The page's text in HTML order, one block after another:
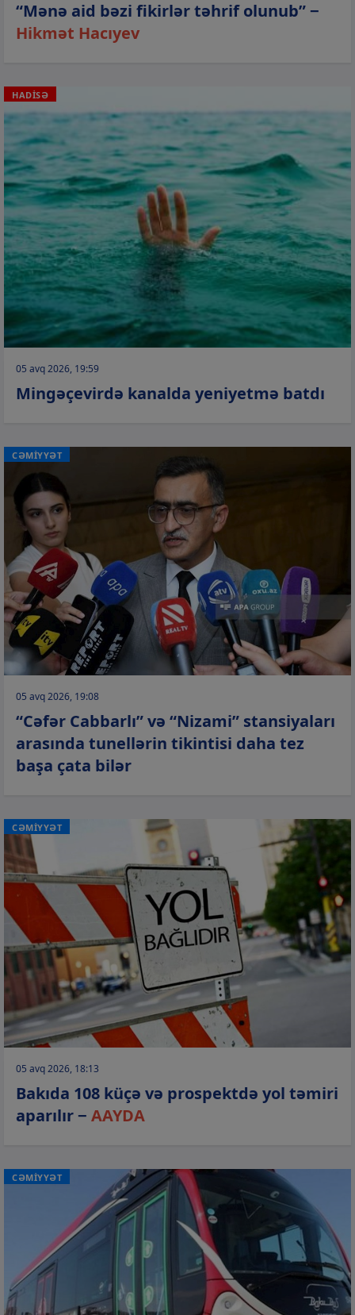
“Mənə aid bəzi fikirlər təhrif olunub” −
Hikmət Hacıyev
HADİSƏ
05 avq 2026, 19:59
Mingəçevirdə kanalda yeniyetmə batdı
CƏMİYYƏT
05 avq 2026, 19:08
“Cəfər Cabbarlı” və “Nizami” stansiyaları
arasında tunellərin tikintisi daha tez
başa çata bilər
CƏMİYYƏT
05 avq 2026, 18:13
Bakıda 108 küçə və prospektdə yol təmiri
aparılır − AAYDA
CƏMİYYƏT